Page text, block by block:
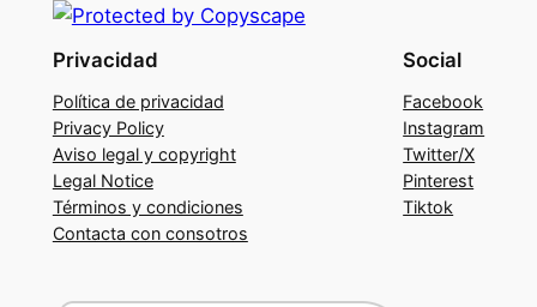
Privacidad
Política de privacidad
Privacy Policy
Aviso legal y copyright
Legal Notice
Términos y condiciones
Contacta con consotros
Social
Facebook
Instagram
Twitter/X
Pinterest
Tiktok